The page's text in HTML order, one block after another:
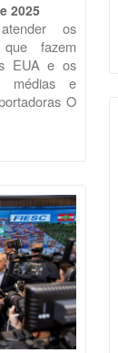
2025
os
que fazem
EUA e os
médias e
O